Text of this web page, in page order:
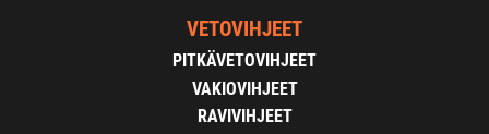
VETOVIHJEET
PITKÄVETOVIHJEET
VAKIOVIHJEET
RAVIVIHJEET